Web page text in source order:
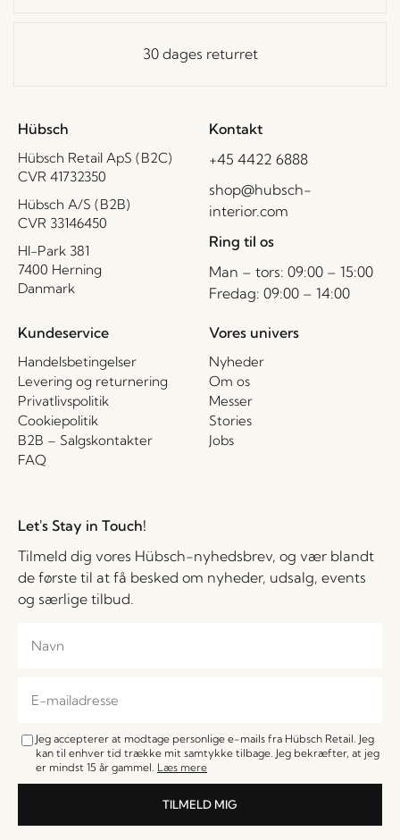
30 dages returret
Hübsch
Hübsch Retail ApS (B2C)
CVR 41732350
Hübsch A/S (B2B)
CVR 33146450
HI-Park 381
7400 Herning
Danmark
Kontakt
+45 4422 6888
shop@hubsch-
interior.com
Ring til os
Man – tors: 09:00 – 15:00
Fredag: 09:00 – 14:00
Kundeservice
Handelsbetingelser
Levering og returnering
Privatlivspolitik
Cookiepolitik
B2B – Salgskontakter
FAQ
Vores univers
Nyheder
Om os
Messer
Stories
Jobs
Let's Stay in Touch!
Tilmeld dig vores Hübsch-nyhedsbrev, og vær blandt
de første til at få besked om nyheder, udsalg, events
og særlige tilbud.
Jeg accepterer at modtage personlige e-mails fra Hübsch Retail. Jeg
kan til enhver tid trække mit samtykke tilbage. Jeg bekræfter, at jeg
er mindst 15 år gammel. Læs mere
TILMELD MIG